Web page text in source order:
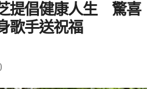
提倡健康人生 驚喜
歌手送祝福